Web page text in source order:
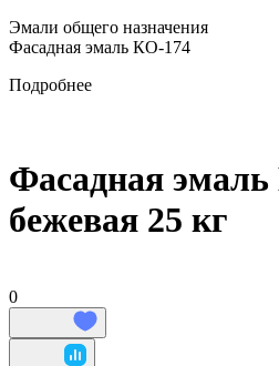
Эмали общего назначения
Фасадная эмаль КО-174
Подробнее
Фасадная
бежевая 25 кг
0